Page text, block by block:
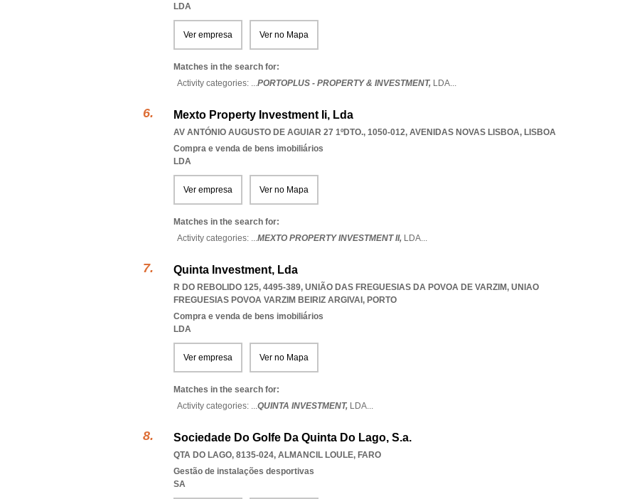
LDA
Ver empresa Ver no Mapa
Matches in the search for:
Activity categories: ...PORTOPLUS - PROPERTY & INVESTMENT, LDA...
Mexto Property Investment Ii, Lda
AV ANTÓNIO AUGUSTO DE AGUIAR 27 1ºDTO., 1050-012, AVENIDAS NOVAS LISBOA, LISBOA
Compra e venda de bens imobiliários
LDA
Ver empresa Ver no Mapa
Matches in the search for:
Activity categories: ...MEXTO PROPERTY INVESTMENT II, LDA...
Quinta Investment, Lda
R DO REBOLIDO 125, 4495-389, UNIÃO DAS FREGUESIAS DA POVOA DE VARZIM, UNIAO
FREGUESIAS POVOA VARZIM BEIRIZ ARGIVAI , PORTO
Compra e venda de bens imobiliários
LDA
Ver empresa Ver no Mapa
Matches in the search for:
Activity categories: ...QUINTA INVESTMENT, LDA...
Sociedade Do Golfe Da Quinta Do Lago, S.a.
QTA DO LAGO, 8135-024, ALMANCIL LOULE, FARO
Gestão de instalações desportivas
SA